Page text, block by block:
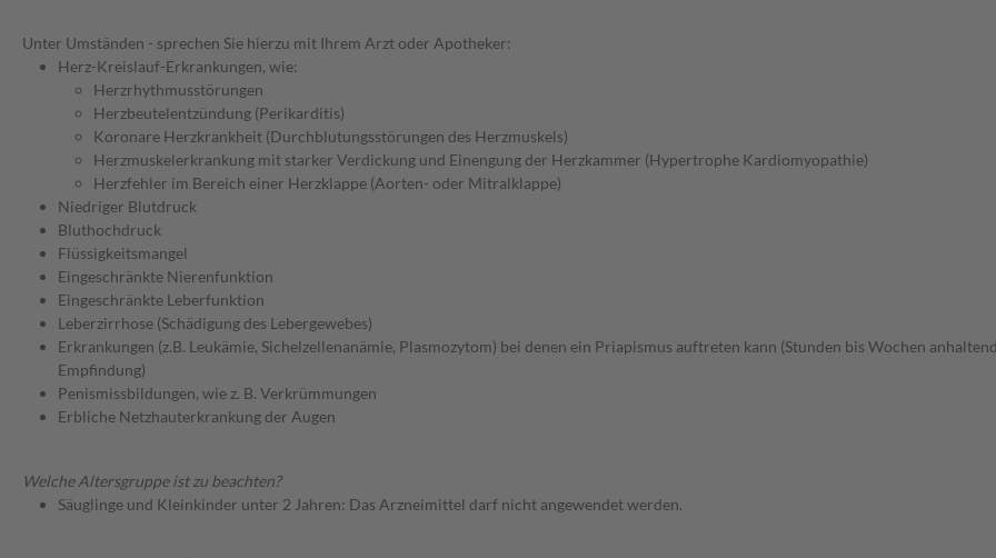
Unter Umständen - sprechen Sie hierzu mit Ihrem Arzt oder Apotheker:
Herz-Kreislauf-Erkrankungen, wie:
Herzrhythmusstörungen
Herzbeutelentzündung (Perikarditis)
Koronare Herzkrankheit (Durchblutungsstörungen des Herzmuskels)
Herzmuskelerkrankung mit starker Verdickung und Einengung der Herzkammer (Hypertrophe Kardiomyopathie)
Herzfehler im Bereich einer Herzklappe (Aorten- oder Mitralklappe)
Niedriger Blutdruck
Bluthochdruck
Flüssigkeitsmangel
Eingeschränkte Nierenfunktion
Eingeschränkte Leberfunktion
Leberzirrhose (Schädigung des Lebergewebes)
Erkrankungen (z.B. Leukämie, Sichelzellenanämie, Plasmozytom) bei denen ein Priapismus auftreten kann (Stunden bis Wochen
Empfindung)
Penismissbildungen, wie z. B. Verkrümmungen
Erbliche Netzhauterkrankung der Augen
Welche Altersgruppe ist zu beachten?
Säuglinge und Kleinkinder unter 2 Jahren: Das Arzneimittel darf nicht angewendet werden.